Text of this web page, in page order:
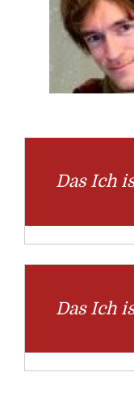
Das Ich
Das Ich